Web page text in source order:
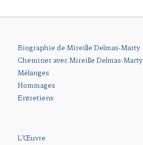
Biographie de Mireille Delmas-Marty
Cheminer avec Mireille Delmas-Marty
Mélanges
Hommages
Entretiens
L’Œuvre